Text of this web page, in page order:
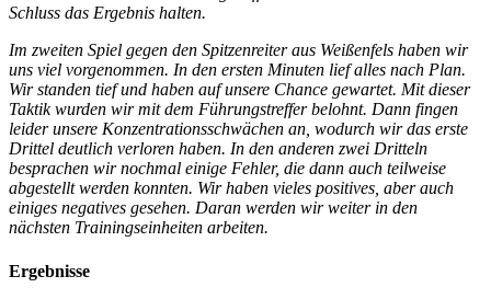
Schluss das Ergebnis halten.
Im zweiten Spiel gegen den Spitzenreiter aus Weißenfels haben wir
uns viel vorgenommen. In den ersten Minuten lief alles nach Plan.
Wir standen tief und haben auf unsere Chance gewartet. Mit dieser
Taktik wurden wir mit dem Führungstreffer belohnt. Dann fingen
leider unsere Konzentrationsschwächen an, wodurch wir das erste
Drittel deutlich verloren haben. In den anderen zwei Dritteln
besprachen wir nochmal einige Fehler, die dann auch teilweise
abgestellt werden konnten. Wir haben vieles positives, aber auch
einiges negatives gesehen. Daran werden wir weiter in den
nächsten Trainingseinheiten arbeiten.
Ergebnisse